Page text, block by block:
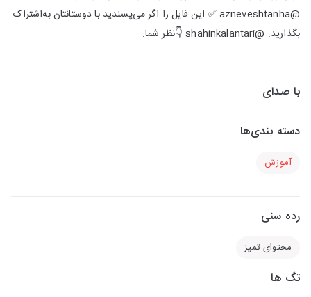
@azneveshtanha ✅ این فایل را اگر می‌پسندید با دوستانتان به‌اشتراک
بگذارید. @shahinkalantari 👇نظر شما:
با صدای
دسته بندی‌ها
آموزش
رده سنی
محتوای تمیز
تگ ها